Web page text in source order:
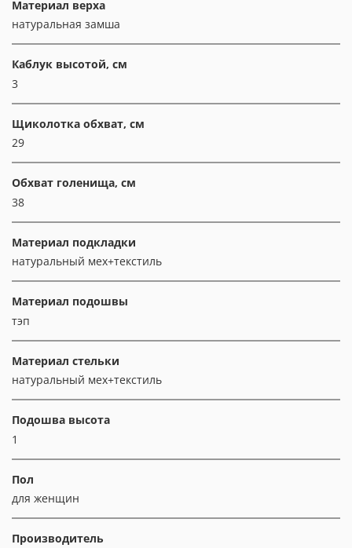
Материал верха
натуральная замша
Каблук высотой, см
3
Щиколотка обхват, см
29
Обхват голенища, см
38
Материал подкладки
натуральный мех+текстиль
Материал подошвы
тэп
Материал стельки
натуральный мех+текстиль
Подошва высота
1
Пол
для женщин
Производитель